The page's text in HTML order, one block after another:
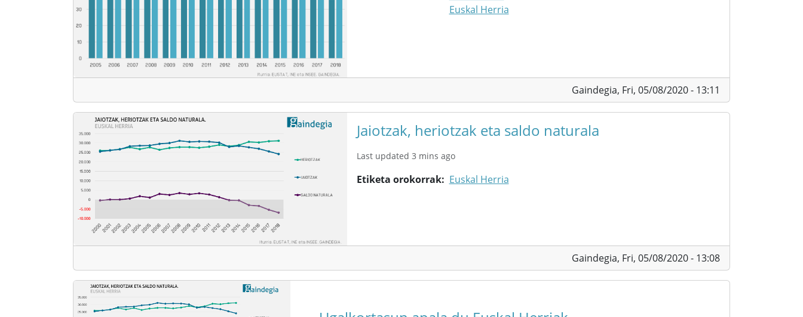
Euskal Herria
Gaindegia, Fri, 05/08/2020 - 13:11
Jaiotzak, heriotzak eta saldo naturala
Last updated 3 mins ago
Etiketa orokorrak Euskal Herria
Gaindegia, Fri, 05/08/2020 - 13:08